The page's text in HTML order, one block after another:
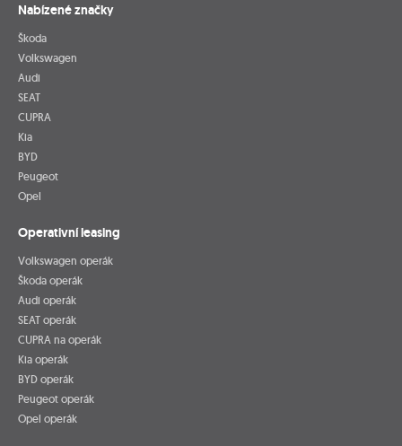
Nabízené značky
Škoda
Volkswagen
Audi
SEAT
CUPRA
Kia
BYD
Peugeot
Opel
Operativní leasing
Volkswagen operák
Škoda operák
Audi operák
SEAT operák
CUPRA na operák
Kia operák
BYD operák
Peugeot operák
Opel operák